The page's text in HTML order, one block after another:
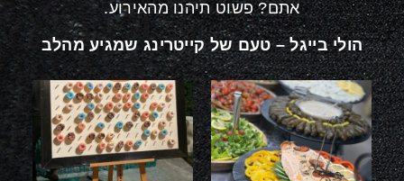
אתם? פשוט תיהנו מהאירוע.
הולי בייגל – טעם של קייטרינג שמגיע מהלב